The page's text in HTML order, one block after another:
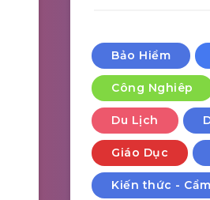
Bảo Hiểm
Công Nghiêp
Du Lịch
Giáo Dục
Kiến thức -